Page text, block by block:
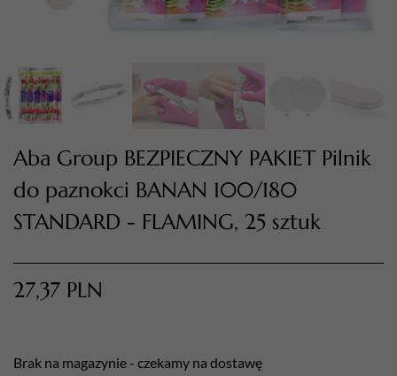
TWÓJ KOSZYK ( 0)
Suma koszyka ( )
Aba Group BEZPIECZNY PAKIET Pilnik
do paznokci BANAN 100/180
STANDARD - FLAMING, 25 sztuk
27,37 PLN
Brak na magazynie - czekamy na dostawę